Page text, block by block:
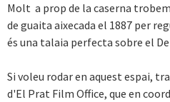
Molt a prop de la caserna
de guaita aixecada el 1887 per
és una talaia perfecta sobre el
Si voleu rodar en aquest espai,
d'El Prat Film Office, que en